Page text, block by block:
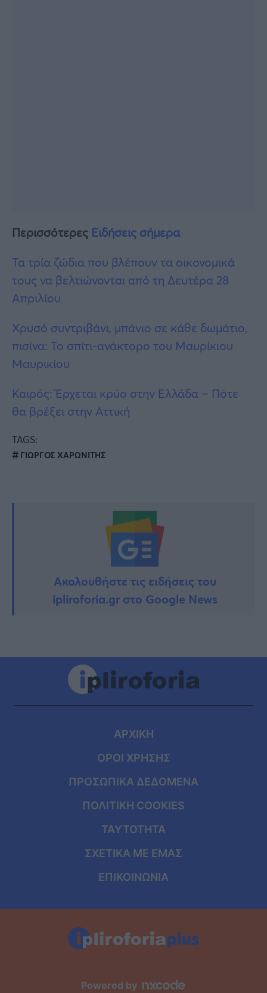
Περισσότερες Ειδήσεις σήμερα
Τα τρία ζώδια που βλέπουν τα οικονομικά
τους να βελτιώνονται από τη Δευτέρα 28
Απριλίου
Χρυσό συντριβάνι, μπάνιο σε κάθε δωμάτιο,
πισίνα: Το σπίτι-ανάκτορο του Μαυρίκιου
Μαυρικίου
Καιρός: Έρχεται κρύο στην Ελλάδα – Πότε
θα βρέξει στην Αττική
TAGS:
ΓΙΩΡΓΟΣ ΧΑΡΩΝΙΤΗΣ
Ακολουθήστε τις ειδήσεις του
ipliroforia.gr στο Google News
ΑΡΧΙΚΗ
ΟΡΟΙ ΧΡΗΣΗΣ
ΠΡΟΣΩΠΙΚΑ ΔΕΔΟΜΕΝΑ
ΠΟΛΙΤΙΚΗ COOKIES
ΤΑΥΤΟΤΗΤΑ
ΣΧΕΤΙΚΑ ΜΕ ΕΜΑΣ
ΕΠΙΚΟΙΝΩΝΙΑ
Powered by